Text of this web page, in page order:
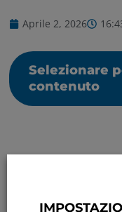
Aprile 2, 2026
Selezionare
contenuto